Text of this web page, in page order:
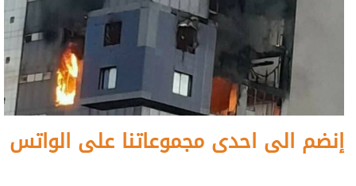
إنضم الى احدى مجموعاتنا على الواتس